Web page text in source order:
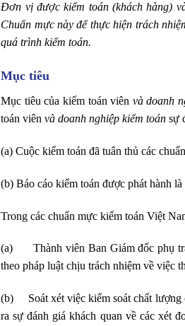
Đơn vị được kiểm toán (khách hàng)
Chuẩn mực này để thực hiện trách
quá trình kiểm toán.
Mục tiêu
Mục tiêu của kiểm toán viên và doanh
toán viênvà doanh nghiệp kiểm toánsự
(a) Cuộc kiểm toán đã tuân thủ các
(b) Báo cáo kiểm toán được phát hành
Trong các chuẩn mực kiểm toán Việt
(a) Thành viên Ban Giám đốc phụ
theo pháp luật chịu trách nhiệm về việc
(b) Soát xét việc kiểm soát chất lượng
ra sự đánh giá khách quan về các xét